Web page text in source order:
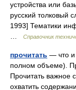
устройства или
русский толковый
1993] Тематики
Справочник
прочитать — что и
полном объеме).
Прочитать важное
охватить